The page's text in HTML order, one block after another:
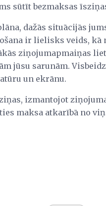
sūtīt bezmaksas
dažās situācijās
ir lielisks veids, kā
ziņojumapmaiņas
jūsu sarunām.
un ekrānu.
izmantojot
maksa atkarībā no